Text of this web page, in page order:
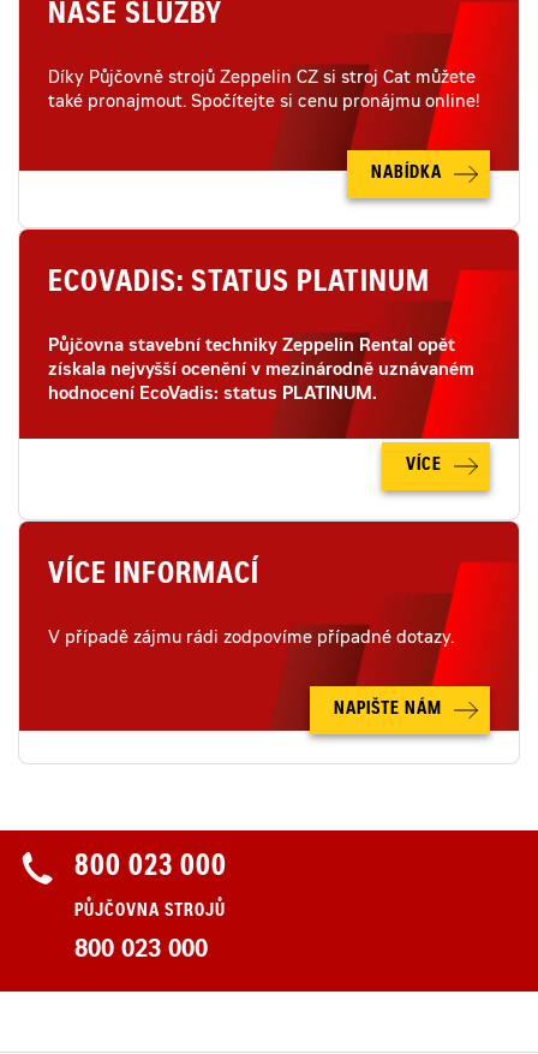
NAŠE SLUŽBY
Díky Půjčovně strojů Zeppelin CZ si stroj Cat můžete
také pronajmout. Spočítejte si cenu pronájmu online!
NABÍDKA
ECOVADIS: STATUS PLATINUM
Půjčovna stavební techniky Zeppelin Rental opět
získala nejvyšší ocenění v mezinárodně uznávaném
hodnocení EcoVadis: status PLATINUM.
VÍCE
VÍCE INFORMACÍ
V případě zájmu rádi zodpovíme případné dotazy.
NAPIŠTE NÁM
800 023 000
PŮJČOVNA STROJŮ
800 023 000